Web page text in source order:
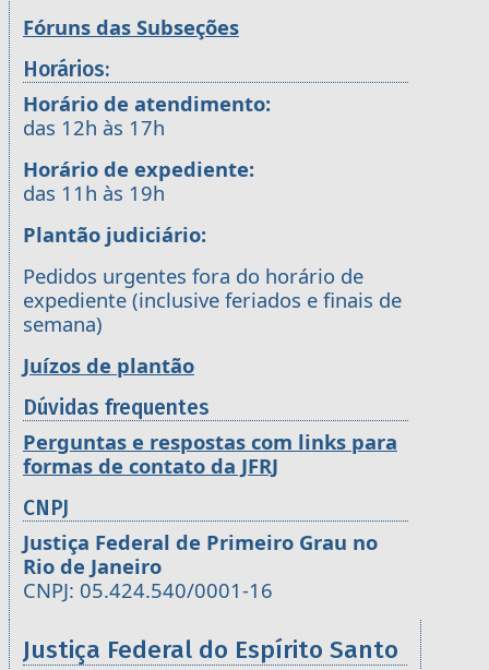
Fóruns das Subseções
Horários:
Horário de atendimento:
das 12h às 17h
Horário de expediente:
das 11h às 19h
Plantão judiciário:
Pedidos urgentes fora do horário de
expediente (inclusive feriados e finais de
semana)
Juízos de plantão
Dúvidas frequentes
Perguntas e respostas com links para
formas de contato da JFRJ
CNPJ
Justiça Federal de Primeiro Grau no
Rio de Janeiro
CNPJ: 05.424.540/0001-16
Justiça Federal do Espírito Santo